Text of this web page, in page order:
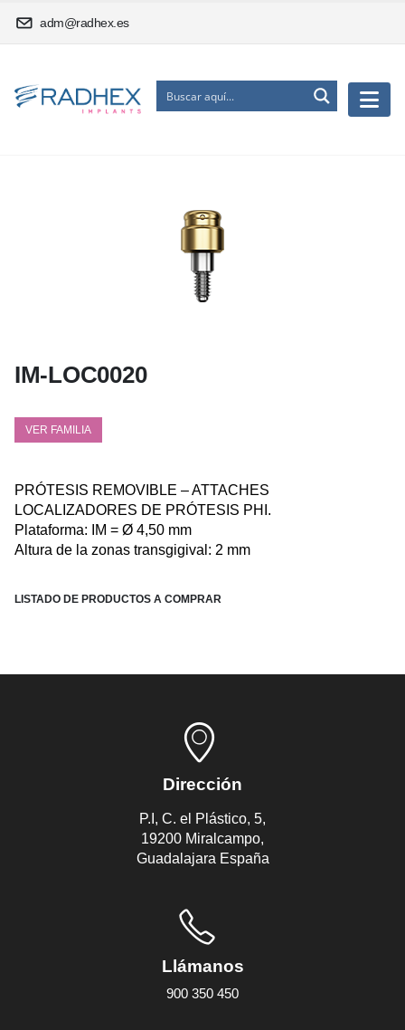
adm@radhex.es
IM-LOC0020
VER FAMILIA
PRÓTESIS REMOVIBLE – ATTACHES
LOCALIZADORES DE PRÓTESIS PHI.
Plataforma: IM = Ø 4,50 mm
Altura de la zonas transgigival: 2 mm
LISTADO DE PRODUCTOS A COMPRAR
Dirección
P.I, C. el Plástico, 5,
19200 Miralcampo,
Guadalajara España
Llámanos
900 350 450